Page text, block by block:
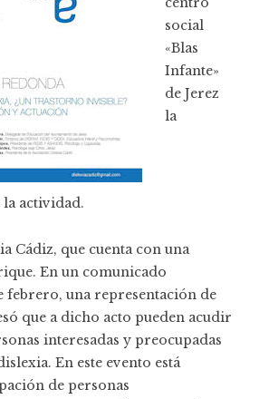
la actividad.
social
«Blas
Infante»
de Jerez
la
Cádiz, que cuenta con una
En un comunicado
febrero, una representación de
que a dicho acto pueden acudir
interesadas y preocupadas
En este evento está
de personas